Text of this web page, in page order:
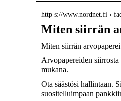
http s://www.nordnet.fi ›
Miten siirrän
Miten siirrän
Arvopapereiden
mukana.
Ota säästösi hallintaan.
suositelluimpaan